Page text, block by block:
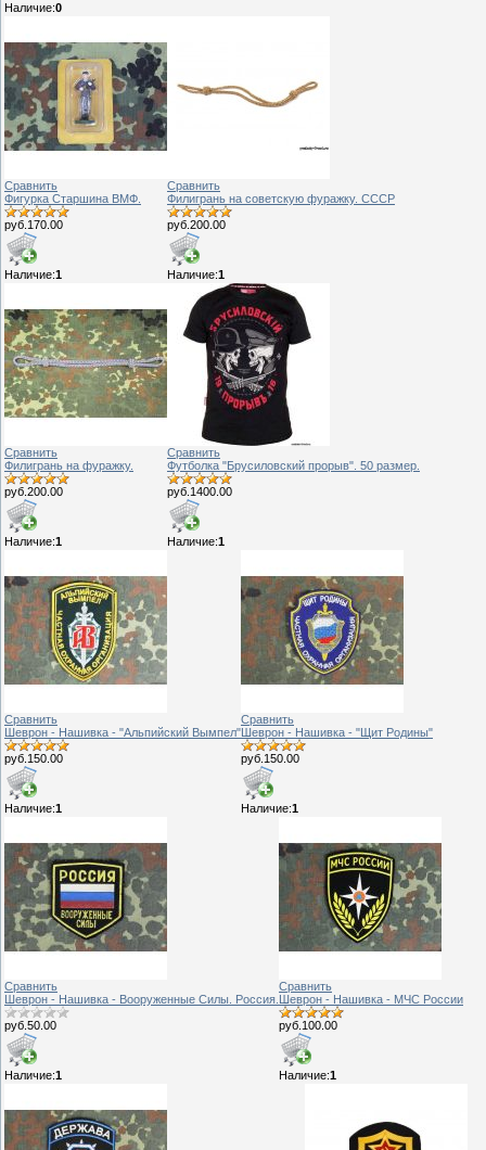
Наличие:0
Сравнить
Фигурка Старшина ВМФ.
руб.170.00
Наличие:1
Сравнить
Филигрань на советскую фуражку. СССР
руб.200.00
Наличие:1
Сравнить
Филигрань на фуражку.
руб.200.00
Наличие:1
Сравнить
Футболка "Брусиловский прорыв". 50 размер.
руб.1400.00
Наличие:1
Сравнить
Шеврон - Нашивка - "Альпийский Вымпел"
руб.150.00
Наличие:1
Сравнить
Шеврон - Нашивка - "Щит Родины"
руб.150.00
Наличие:1
Сравнить
Шеврон - Нашивка - Вооруженные Силы. Россия.
руб.50.00
Наличие:1
Сравнить
Шеврон - Нашивка - МЧС России
руб.100.00
Наличие:1